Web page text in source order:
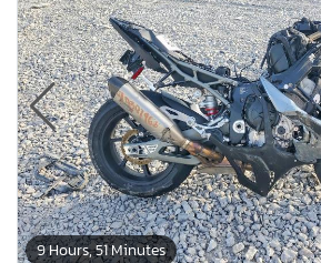
9 Hours, 51 Minutes